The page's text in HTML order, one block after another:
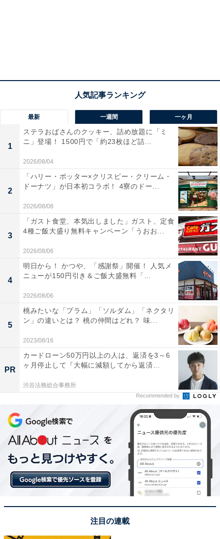
バナナをメインに、オレンジなどのフルーツをミックス
したフローズンと、優しい甘みのハニーヨーグルトが2
層に重なった、見た目も鮮やかなフローズンドリンク。
混ぜながら飲むと、フルーティで爽やかなフローズン
と、ヨーグルトのまろやかなコクの絶妙なバランスを楽
トゥイーティーの表情をデザインしたステッカー付きの
カップに入っており、デザインは4種類。ステッカーは
はがすことができます。
フードは3種類登場
■「チョコバナナドーナツ」（税込365円）
最新 一週間 一ヶ月
1
ステラおばさんのクッキー、詰め放題に「ミ
ニ」登場！ 1500円で「約23枚ほど詰...
2026/08/04
2
「ハリー・ポッター×クリスピー・クリーム・
ドーナツ」が日本初コラボ！ 4寮のドー...
2026/08/08
3
「ガスト食堂、本気出しました」ガスト、定食
4種ご飯大盛り無料キャンペーン「うおお...
2026/08/06
4
明日から！ かつや、「感謝祭」開催！ 人気メ
ニューが150円引き＆ご飯大盛無料「...
2026/08/06
5
桃みたいな「プラム」「ソルダム」「ネクタリ
ン」の違いとは？ 桃の仲間はどれ？ 味...
2023/08/16
PR
カードローン50万円以上の人は、返済を3～6
ヶ月停止して『大幅に減額してから返済...
渋谷法務総合事務所
Recommended by
注目の連載